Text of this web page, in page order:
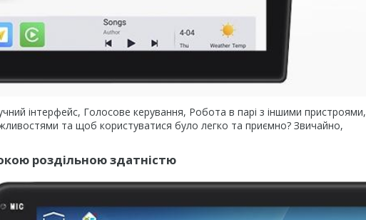
інтерфейс, Голосове керування, Робота в парі з іншими пристроями,
та щоб користуватися було легко та приємно? Звичайно,
роздільною здатністю